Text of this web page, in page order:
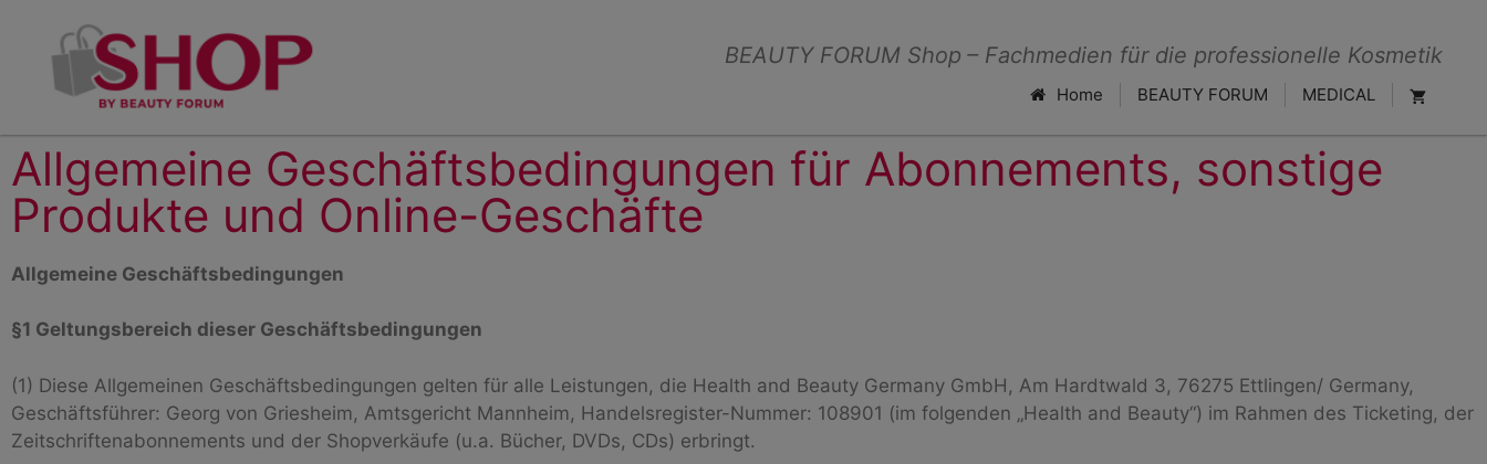
BEAUTY FORUM Shop – Fachmedien für die professionelle Kosmetik
Home BEAUTY FORUM MEDICAL
Allgemeine Geschäftsbedingungen für Abonnements, sonstige
Produkte und Online-Geschäfte
Allgemeine Geschäftsbedingungen
§1 Geltungsbereich dieser Geschäftsbedingungen
(1) Diese Allgemeinen Geschäftsbedingungen gelten für alle Leistungen, die Health and Beauty Germany GmbH, Am Hardtwald 3, 76275 Ettlingen/ Germany,
Geschäftsführer: Georg von Griesheim, Amtsgericht Mannheim, Handelsregister-Nummer: 108901 (im folgenden „Health and Beauty“) im Rahmen des Ticketing, der
Zeitschriftenabonnements und der Shopverkäufe (u.a. Bücher, DVDs, CDs) erbringt.